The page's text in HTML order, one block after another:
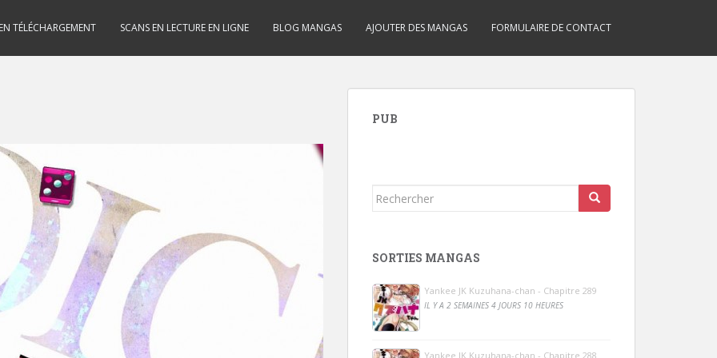
TÉLÉCHARGEMENT SCANS EN LECTURE EN LIGNE BLOG MANGAS AJOUTER DES MANGAS FORMULAIRE DE CONTACT
PUB
Rechercher...
SORTIES MANGAS
Yankee JK Kuzuhana-chan - Chapitre 289
IL Y A 2 SEMAINES 4 JOURS 10 HEURES
Yankee JK Kuzuhana-chan - Chapitre 288